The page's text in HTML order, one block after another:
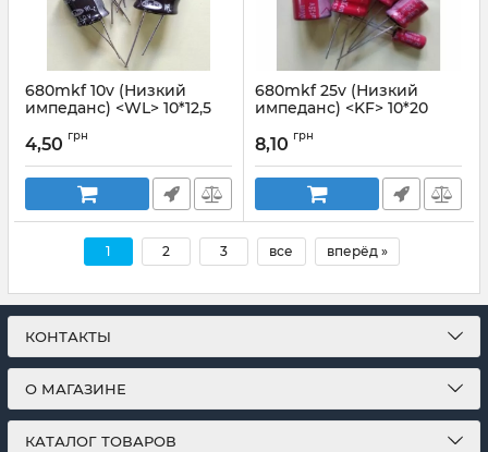
680mkf 10v (Низкий
импеданс) <WL> 10*12,5
Артикул:
4,50 грн
680mkf 25v (Низкий
импеданс) <KF> 10*20
Артикул:
8,10 грн
1 2 3 все вперёд »
КОНТАКТЫ
О МАГАЗИНЕ
КАТАЛОГ ТОВАРОВ